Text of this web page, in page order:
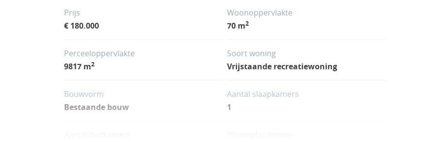
Prijs
€ 180.000
Woonoppervlakte
70 m2
Perceeloppervlakte
9817 m2
Soort woning
Vrijstaande recreatiewoning
Bouwvorm
Bestaande bouw
Aantal slaapkamers
1